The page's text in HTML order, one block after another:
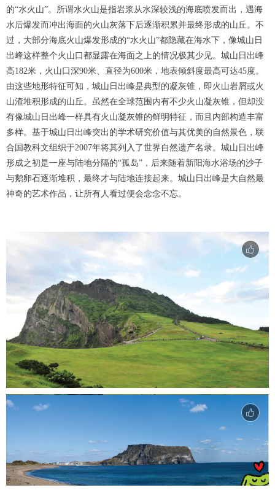
的“水火山”。所谓水火山是指岩浆从水深较浅的海底喷发而出，遇海
水后爆发而冲出海面的火山灰落下后逐渐积累并最终形成的山丘。不
过，大部分海底火山爆发形成的“水火山”都隐藏在海水下，像城山日
出峰这样整个火山口都显露在海面之上的情况极其少见。城山日出峰
高182米，火山口深90米、直径为600米，地表倾斜度最高可达45度。
由这些地形特征可知，城山日出峰是典型的凝灰锥，即火山岩屑或火
山渣堆积形成的山丘。虽然在全球范围内有不少火山凝灰锥，但却没
有像城山日出峰一样具有火山凝灰锥的鲜明特征，而且内部构造丰富
多样。基于城山日出峰突出的学术研究价值与其优美的自然景色，联
合国教科文组织于2007年将其列入了世界自然遗产名录。城山日出峰
形成之初是一座与陆地分隔的“孤岛”，后来随着新阳海水浴场的沙子
与鹅卵石逐渐堆积，最终才与陆地连接起来。城山日出峰是大自然最
神奇的艺术作品，让所有人看过便会念念不忘。